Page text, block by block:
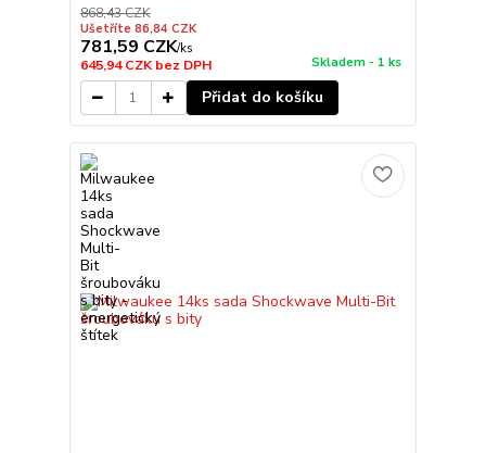
868,43 CZK
Ušetříte 86,84 CZK
781,59 CZK/ks
645,94 CZKbez DPH Skladem - 1 ks
Přidat do košíku